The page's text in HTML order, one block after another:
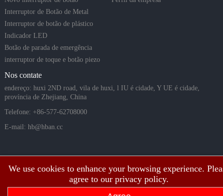
We use cookies to enhance your browsing experience.
agree to our privacy policy.
Interruptor de Botão de Metal
Interruptor de botão de plástico
Indicador LED
Botão de parada de emergência
interruptor de toque e botão piezo
Nos contate
endereço: huxi 2ND road, vila de huxi, l IU é cidade, Y UE é cidade,
província de Zhejiang, China
Telefone: +86-577-62708000
E-mail: hb@hban.cc